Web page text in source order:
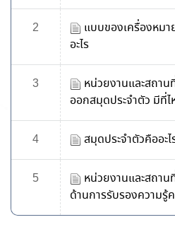
2
แบบของเครื่องหม
อะไร
3
หน่วยงานและสถาน
ออกสมุดประจำตัว มีที่ไ
4 สมุดประจำตัวคืออะไ
5
หน่วยงานและสถาน
ด้านการรับรองความรู้